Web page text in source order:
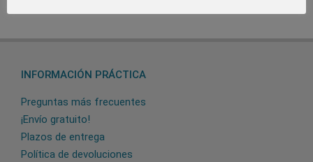
INFORMACIÓN PRÁCTICA
Preguntas más frecuentes
¡Envío gratuito!
Plazos de entrega
Política de devoluciones